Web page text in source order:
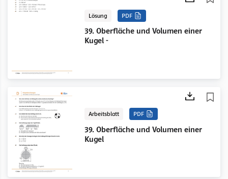
Lösung PDF
39. Oberfläche und Volumen einer
Kugel -
Arbeitsblatt PDF
39. Oberfläche und Volumen einer
Kugel